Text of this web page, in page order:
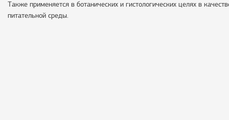
Также применяется в ботанических и гистологических целях в
питательной среды.